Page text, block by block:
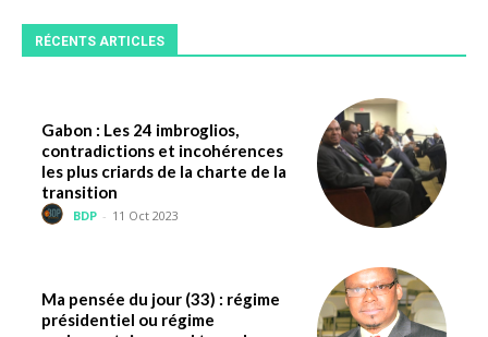
RÉCENTS ARTICLES
Gabon : Les 24 imbroglios,
contradictions et incohérences
les plus criards de la charte de la
transition
BDP - 11 Oct 2023
Ma pensée du jour (33) : régime
présidentiel ou régime